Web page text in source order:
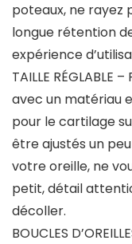
poteaux, ne rayez
longue rétention
expérience
TAILLE
avec un matériau
pour le cartilage
être ajustés un
votre oreille, ne
petit, détail
décoller.
BOUCLES